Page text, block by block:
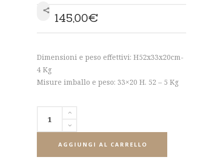
145,00€
Dimensioni e peso effettivi: H52x33x20cm-
4 Kg
Misure imballo e peso: 33×20 H. 52 – 5 Kg
AGGIUNGI AL CARRELLO